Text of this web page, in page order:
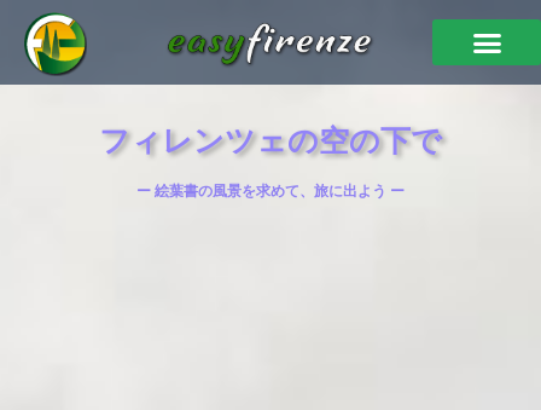
フィレンツェの空の下で
ー 絵葉書の風景を求めて、旅に出よう ー